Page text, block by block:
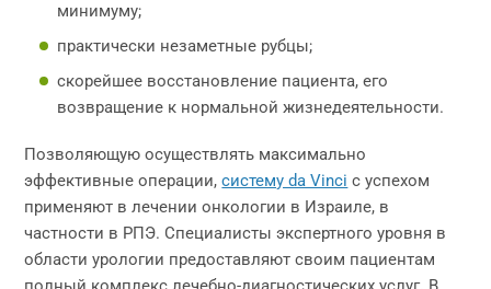
минимуму;
практически незаметные рубцы;
скорейшее восстановление пациента, его
возвращение к нормальной жизнедеятельности.
Позволяющую осуществлять максимально
эффективные операции,систему da Vinci с успехом
применяют в лечении онкологии в Израиле, в
частности в РПЭ. Специалисты экспертного уровня в
области урологии предоставляют своим пациентам